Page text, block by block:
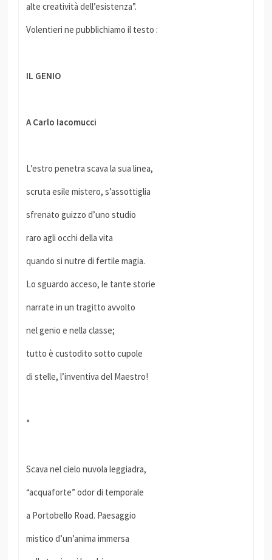
alte creatività dell’esistenza”.
Volentieri ne pubblichiamo il testo :
IL GENIO
A Carlo Iacomucci
L’estro penetra scava la sua linea,
scruta esile mistero, s’assottiglia
sfrenato guizzo d’uno studio
raro agli occhi della vita
quando si nutre di fertile magia.
Lo sguardo acceso, le tante storie
narrate in un tragitto avvolto
nel genio e nella classe;
tutto è custodito sotto cupole
di stelle, l’inventiva del Maestro!
*
Scava nel cielo nuvola leggiadra,
“acquaforte” odor di temporale
a Portobello Road. Paesaggio
mistico d’un’anima immersa